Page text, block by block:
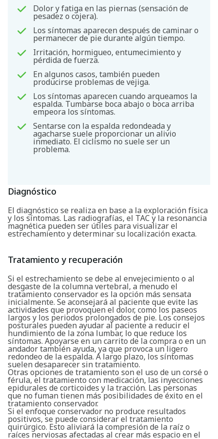
Dolor y fatiga en las piernas (sensación de
pesadez o cojera).
Los síntomas aparecen después de caminar o
permanecer de pie durante algún tiempo.
Irritación, hormigueo, entumecimiento y
pérdida de fuerza.
En algunos casos, también pueden
producirse problemas de vejiga.
Los síntomas aparecen cuando arqueamos la
espalda. Tumbarse boca abajo o boca arriba
empeora los síntomas.
Sentarse con la espalda redondeada y
agacharse suele proporcionar un alivio
inmediato. El ciclismo no suele ser un
problema.
Diagnóstico
El diagnóstico se realiza en base a la exploración física
y los síntomas. Las radiografías, el TAC y la resonancia
magnética pueden ser útiles para visualizar el
estrechamiento y determinar su localización exacta.
Tratamiento y recuperación
Si el estrechamiento se debe al envejecimiento o al
desgaste de la columna vertebral, a menudo el
tratamiento conservador es la opción más sensata
inicialmente. Se aconsejará al paciente que evite las
actividades que provoquen el dolor, como los paseos
largos y los periodos prolongados de pie. Los consejos
posturales pueden ayudar al paciente a reducir el
hundimiento de la zona lumbar, lo que reduce los
síntomas. Apoyarse en un carrito de la compra o en un
andador también ayuda, ya que provoca un ligero
redondeo de la espalda. A largo plazo, los síntomas
suelen desaparecer sin tratamiento.
Otras opciones de tratamiento son el uso de un corsé o
férula, el tratamiento con medicación, las inyecciones
epidurales de corticoides y la tracción. Las personas
que no fuman tienen más posibilidades de éxito en el
tratamiento conservador.
Si el enfoque conservador no produce resultados
positivos, se puede considerar el tratamiento
quirúrgico. Esto aliviará la compresión de la raíz o
raíces nerviosas afectadas al crear más espacio en el